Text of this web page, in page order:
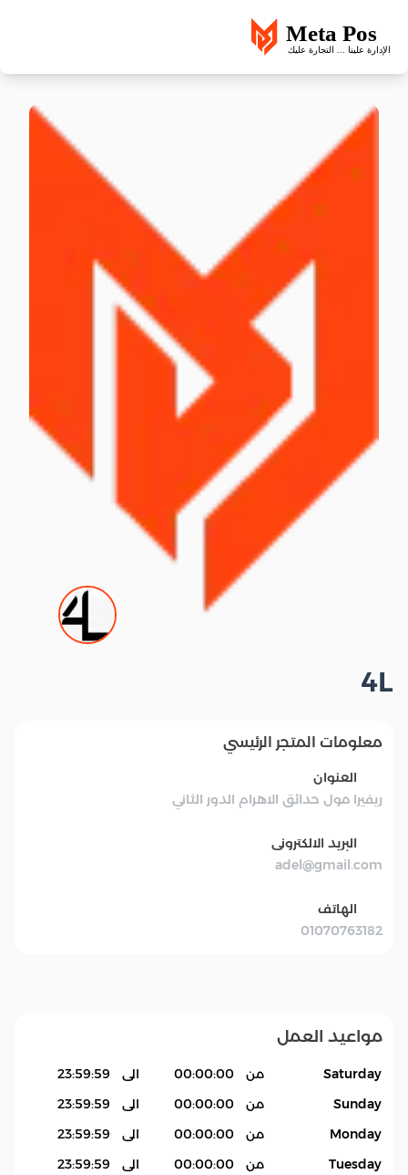
4L
معلومات المتجر الرئيسي
العنوان
ريفيرا مول حدائق الاهرام الدور الثاني
البريد الالكترونى
adel@gmail.com
الهاتف
01070763182
مواعيد العمل
Saturday من 00:00:00 الى
23:59:59
Sunday
من 00:00:00 الى
23:59:59
Monday
من 00:00:00 الى
23:59:59
Tuesday
من 00:00:00 الى
23:59:59